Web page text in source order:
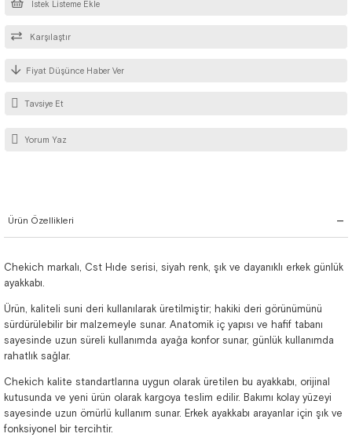
İstek Listeme Ekle
Karşılaştır
Fiyat Düşünce Haber Ver
Tavsiye Et
Yorum Yaz
Ürün Özellikleri
Chekich markalı, Cst Hıde serisi, siyah renk, şık ve dayanıklı erkek günlük
ayakkabı.
Ürün, kaliteli suni deri kullanılarak üretilmiştir; hakiki deri görünümünü
sürdürülebilir bir malzemeyle sunar. Anatomik iç yapısı ve hafif tabanı
sayesinde uzun süreli kullanımda ayağa konfor sunar, günlük kullanımda
rahatlık sağlar.
Chekich kalite standartlarına uygun olarak üretilen bu ayakkabı, orijinal
kutusunda ve yeni ürün olarak kargoya teslim edilir. Bakımı kolay yüzeyi
sayesinde uzun ömürlü kullanım sunar. Erkek ayakkabı arayanlar için şık ve
fonksiyonel bir tercihtir.